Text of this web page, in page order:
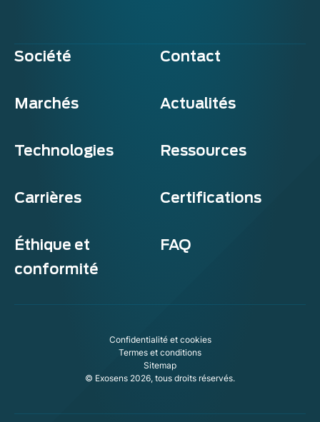
Société Contact
Marchés Actualités
Technologies Ressources
Carrières Certifications
Éthique et
conformité
FAQ
Confidentialité et cookies
Termes et conditions
Sitemap
© Exosens 2026, tous droits réservés.
website uses cookies to ensure you get the best experience on
your preferences afterwards, click on the 'Cookie
respect your privacy, here's how.